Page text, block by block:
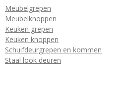
Meubelgrepen
Meubelknoppen
Keuken grepen
Keuken knoppen
Schuifdeurgrepen en kommen
Staal look deuren